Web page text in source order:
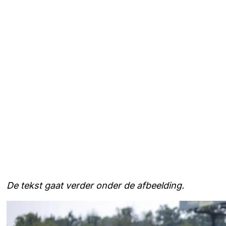
De tekst gaat verder onder de afbeelding.